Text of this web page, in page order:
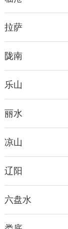
拉萨
陇南
乐山
丽水
凉山
辽阳
六盘水